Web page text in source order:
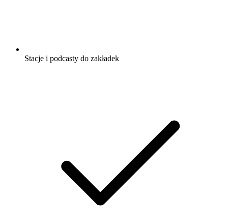
Stacje i podcasty do zakładek